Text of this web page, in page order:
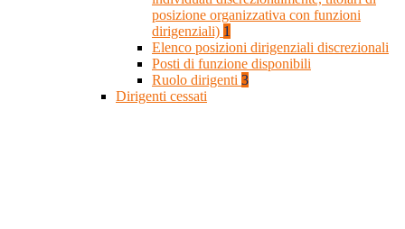
posizione organizzativa con funzioni
dirigenziali) 1
Elenco posizioni dirigenziali discrezionali
Posti di funzione disponibili
Ruolo dirigenti 3
Dirigenti cessati